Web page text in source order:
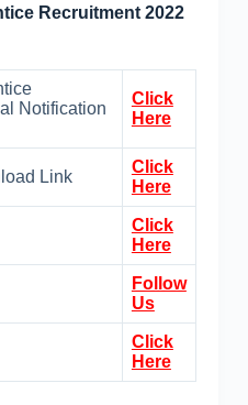
Recruitment 2022
Notification
Click
Here
Link
Click
Here
Click
Here
Follow
Us
Click
Here